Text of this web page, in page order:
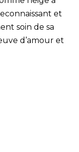
et
soin de sa
d’amour et